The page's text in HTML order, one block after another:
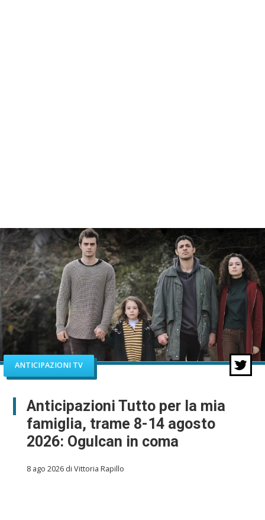
ANTICIPAZIONI TV
Anticipazioni Tutto per la mia
famiglia, trame 8-14 agosto
2026: Ogulcan in coma
8 ago 2026 di Vittoria Rapillo